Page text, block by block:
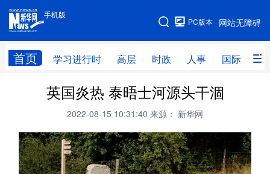
手机版
网站无障碍
PC版本
首页 学习进行时 高层 时政 人事 国际 财
手机版
网站地图
学习进行时 高层 时政 人事
财经 网评
台湾 思客智库 全球连线
科技 科创 量子 体育
英国炎热 泰晤士河源头干涸
2022-08-15 10:31:40 来源： 新华网